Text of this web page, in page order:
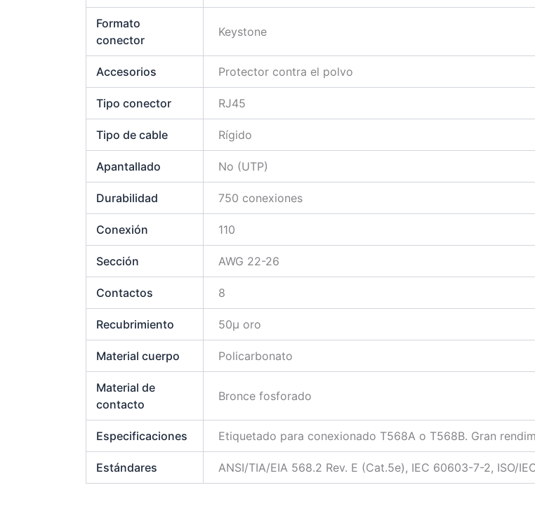
Formato
conector
Keystone
Accesorios Protector contra el polvo
Tipo conector RJ45
Tipo de cable Rígido
Apantallado No (UTP)
Durabilidad 750 conexiones
Conexión 110
Sección AWG 22-26
Contactos 8
Recubrimiento 50µ oro
Material cuerpo Policarbonato
Material de
contacto
Bronce fosforado
Especificaciones Etiquetado para conexionado T568A o T568B. Gran
Estándares ANSI/TIA/EIA 568.2 Rev. E (Cat.5e), IEC 60603-7-2, ISO/